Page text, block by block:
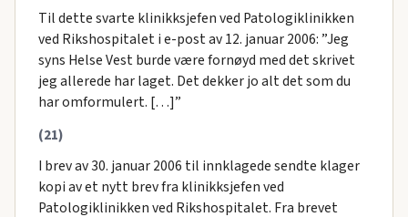
Til dette svarte klinikksjefen ved Patologiklinikken
ved Rikshospitalet i e-post av 12. januar 2006: ”Jeg
syns Helse Vest burde være fornøyd med det skrivet
jeg allerede har laget. Det dekker jo alt det som du
har omformulert. […]”
(21)
I brev av 30. januar 2006 til innklagede sendte klager
kopi av et nytt brev fra klinikksjefen ved
Patologiklinikken ved Rikshospitalet. Fra brevet